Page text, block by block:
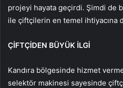
projeyi hayata geçirdi. Şimdi de
ile çiftçilerin en temel ihtiyacına
ÇİFTÇİDEN BÜYÜK İLGİ
Kandıra bölgesinde hizmet
selektör makinesi sayesinde